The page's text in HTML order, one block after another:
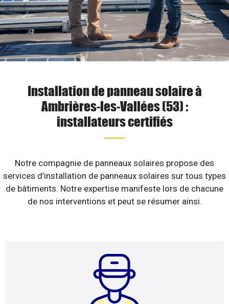
Installation de panneau solaire à
Ambrières-les-Vallées (53) :
installateurs certifiés
Notre compagnie de panneaux solaires propose des
services d’installation de panneaux solaires sur tous types
de bâtiments. Notre expertise manifeste lors de chacune
de nos interventions et peut se résumer ainsi.